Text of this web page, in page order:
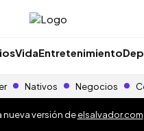
VidaEntretenimiento
Nativos Negocios
nueva versión deelsalvador.com